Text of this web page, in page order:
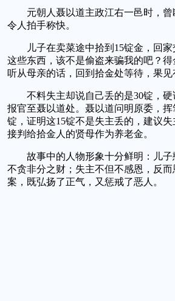
元朝人聂以道主政江右一邑时，曾
令人拍手称快。
儿子在卖菜途中拾到15锭金，回家
这些东西，该不是偷盗来骗我的吧？
听从母亲的话，回到拾金处等待，果见
不料失主却说自己丢的是30锭，硬
报官至聂以道处。聂以道问明原委，
锭，证明这15锭不是失主丢的，建议
接判给拾金人的贤母作为养老金。
故事中的人物形象十分鲜明：儿子
不贪非分之财；失主不但不感恩，反
案，既弘扬了正气，又惩戒了恶人。